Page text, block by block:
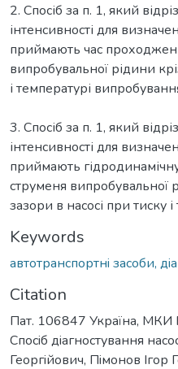
2. Спосіб за п. 1, який
інтенсивності для
приймають час
випробувальної рідини
і температурі
3. Спосіб за п. 1, який
інтенсивності для
приймають гідродинамічну
струменя випробувальної
зазори в насосі при тиску
Keywords
автотранспортнi засоби,
Citation
Пат. 106847 Україна,
Спосiб дiагностування
Георгiйович, Пiмонов Iгор